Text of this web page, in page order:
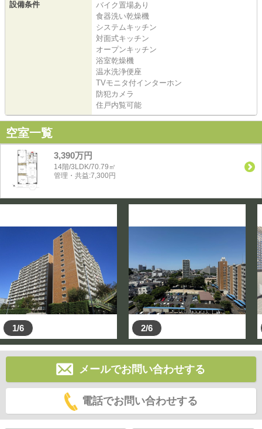
設備条件
バイク置場あり
食器洗い乾燥機
システムキッチン
対面式キッチン
オープンキッチン
浴室乾燥機
温水洗浄便座
TVモニタ付インターホン
防犯カメラ
住戸内覧可能
空室一覧
3,390万円
14階/3LDK/70.79㎡
管理・共益:7,300円
1/6 2/6
メールでお問い合わせする
電話でお問い合わせする